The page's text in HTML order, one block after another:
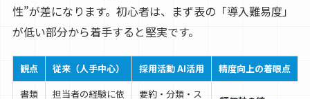
性”が差になります。初心者は、まず表の「導入難易度」
が低い部分から着手すると堅実です。
観点 従来（人手中心） 採用活動 AI活用
精度向上の着眼点
書類
担当者の経験に依
要約・分類・ス